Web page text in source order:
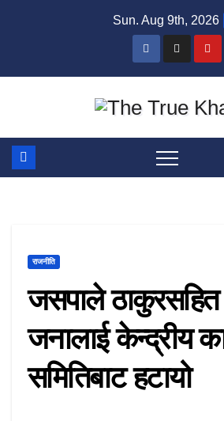
Sun. Aug 9th, 2026
राजनीति
जसपाले
जनालाई केन्द्रीय
समितिबाट हटायो